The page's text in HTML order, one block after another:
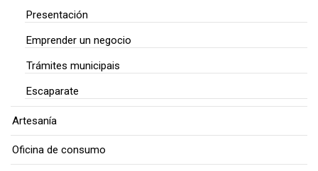
Presentación
Emprender un negocio
Trámites municipais
Escaparate
Artesanía
Oficina de consumo